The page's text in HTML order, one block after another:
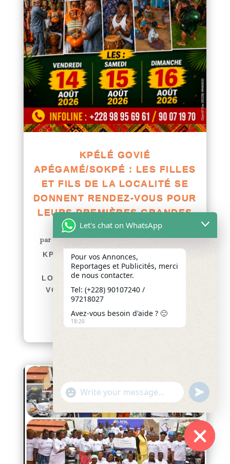
KPÉLÉ GOVIÉ
APÉGAMÉ/SOKPÉ : LES FILLES
ET FILS DE LA LOCALITÉ SE
DONNENT RENDEZ-VOUS POUR
LEURS PREMIÈRES GRANDES
RETROUVAILLES
parYawo KLOUSSE|Août 5, 2026|Actualités
KPÉLÉ GOVIÉ APÉGAMÉ/SOKPÉ :
LES FILLES ET FILS DE LA
LOCALITÉ SE DONNENT RENDEZ-
VOUS POUR LEURS PREMIÈRES
GRANDES RETROUVAILLES
afriquenligne.tg Du...
lire plus
Hide
Let's chat on WhatsApp
Pour vos Annonces,
Reportages et Publicités, merci
de nous contacter.
Tel: (+228) 90107240 /
97218027
Avez-vous besoin d'aide ? 🙂
18:20
"+chaty_settings.lang.emoji_picker+"
WhatsApp
undefined